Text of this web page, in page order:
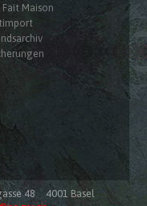
Fait Maison
48
4001 Basel